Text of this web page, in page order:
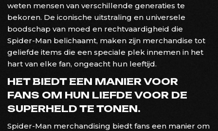
weten mensen van verschillende generaties te
bekoren. De iconische uitstraling en universele
boodschap van moed en rechtvaardigheid die
Spider-Man belichaamt, maken zijn merchandise tot
geliefde items die een speciale plek innemen in het
hart van elke fan, ongeacht hun leeftijd.
HET BIEDT EEN MANIER VOOR
FANS OM HUN LIEFDE VOOR DE
SUPERHELD TE TONEN.
Spider-Man merchandising biedt fans een manier om